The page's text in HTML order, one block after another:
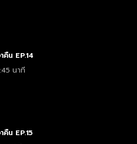
คืน EP.14
นาที
คืน EP.15